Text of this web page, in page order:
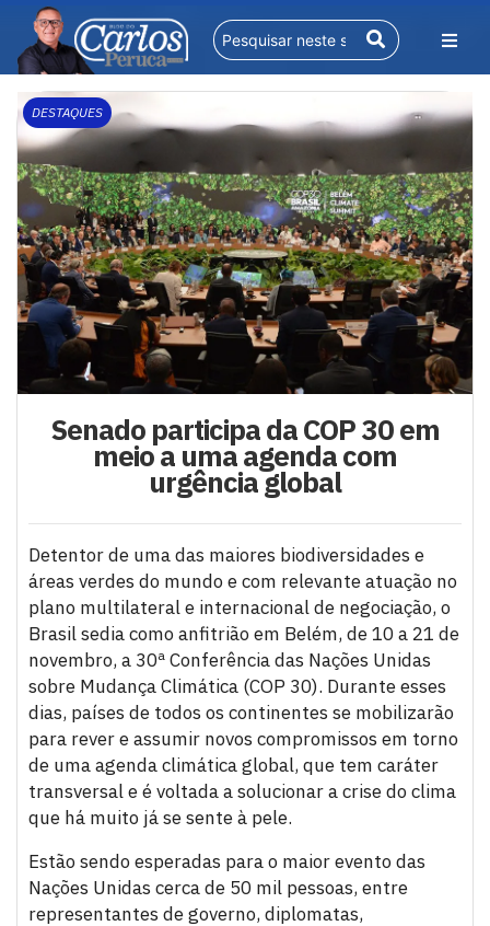
DESTAQUES
Senado participa da COP 30 em
meio a uma agenda com
urgência global
Detentor de uma das maiores biodiversidades e
áreas verdes do mundo e com relevante atuação no
plano multilateral e internacional de negociação, o
Brasil sedia como anfitrião em Belém, de 10 a 21 de
novembro, a 30ª Conferência das Nações Unidas
sobre Mudança Climática (COP 30). Durante esses
dias, países de todos os continentes se mobilizarão
para rever e assumir novos compromissos em torno
de uma agenda climática global, que tem caráter
transversal e é voltada a solucionar a crise do clima
que há muito já se sente à pele.
Estão sendo esperadas para o maior evento das
Nações Unidas cerca de 50 mil pessoas, entre
representantes de governo, diplomatas,